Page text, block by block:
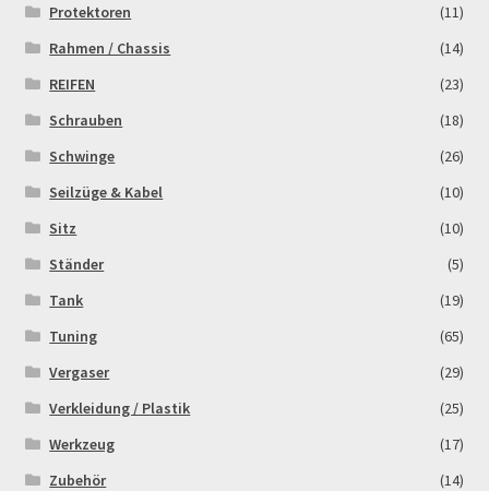
Protektoren
(11)
Rahmen / Chassis
(14)
REIFEN
(23)
Schrauben
(18)
Schwinge
(26)
Seilzüge & Kabel
(10)
Sitz
(10)
Ständer
(5)
Tank
(19)
Tuning
(65)
Vergaser
(29)
Verkleidung / Plastik
(25)
Werkzeug
(17)
Zubehör
(14)